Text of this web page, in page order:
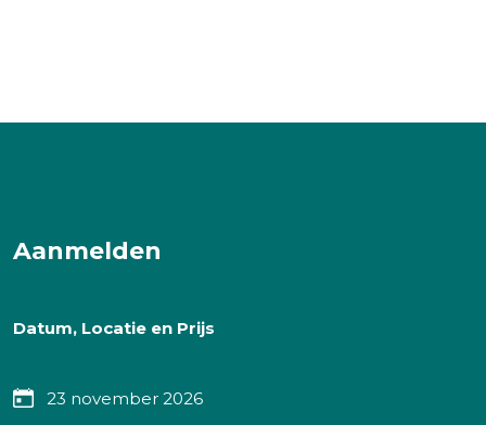
Aanmelden
Datum, Locatie en Prijs
23 november 2026